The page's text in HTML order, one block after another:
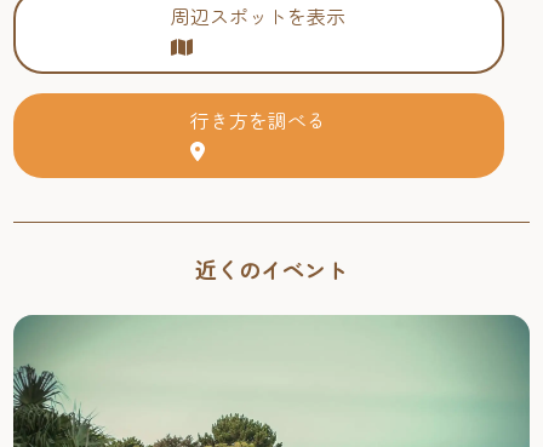
周辺スポットを表示
行き方を調べる
近くのイベント